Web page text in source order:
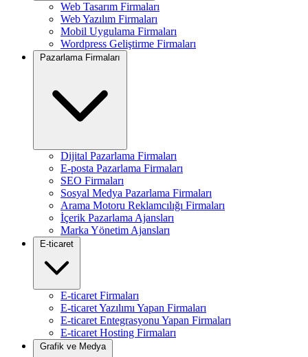
Web Tasarım Firmaları
Web Yazılım Firmaları
Mobil Uygulama Firmaları
Wordpress Geliştirme Firmaları
Pazarlama Firmaları
Dijital Pazarlama Firmaları
E-posta Pazarlama Firmaları
SEO Firmaları
Sosyal Medya Pazarlama Firmaları
Arama Motoru Reklamcılığı Firmaları
İçerik Pazarlama Ajansları
Marka Yönetim Ajansları
E-ticaret
E-ticaret Firmaları
E-ticaret Yazılımı Yapan Firmaları
E-ticaret Entegrasyonu Yapan Firmaları
E-ticaret Hosting Firmaları
Grafik ve Medya